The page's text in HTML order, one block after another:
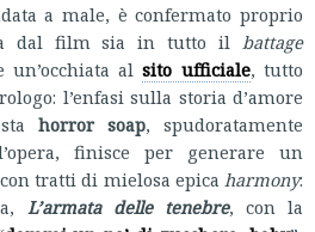
a male, è confermato proprio
dal film sia in tutto il battage
un’occhiata alsito ufficiale, tutto
l’enfasi sulla storia d’amore
horror soap, spudoratamente
finisce per generare un
tratti di mielosa epica harmony:
L’armata delle tenebre, con la